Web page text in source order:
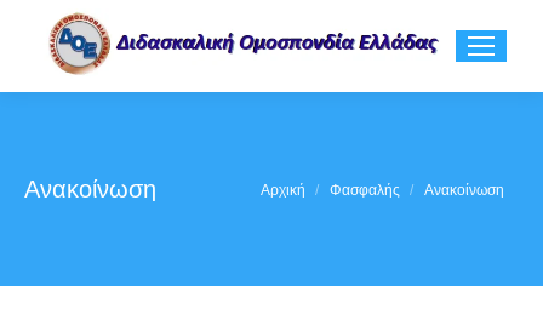
Ανακοίνωση You are here:
Αρχική Φασφαλής Ανακοίνωση